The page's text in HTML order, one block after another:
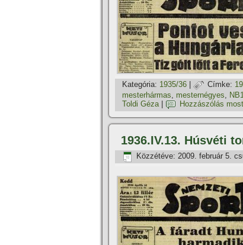
Kategória: 1935/36 Címke:
mesterhármas, mesternégyes,
Toldi Géza| Hozzászólás
1936.IV.13. Húsvéti
Közzétéve: 2009. február 5.